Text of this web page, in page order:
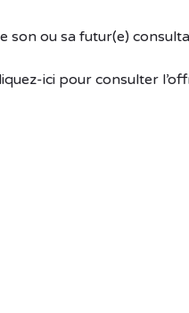
son ou sa futur(e)
ici pour consulter